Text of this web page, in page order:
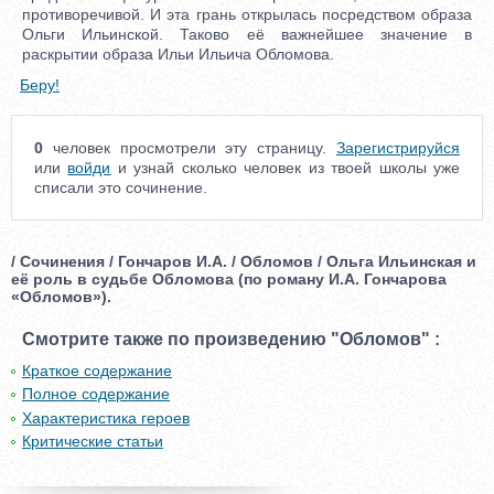
противоречивой. И эта грань открылась посредством образа
Ольги Ильинской. Таково её важнейшее значение в
раскрытии образа Ильи Ильича Обломова.
Беру!
0 человек просмотрели эту страницу. Зарегистрируйся
или войди и узнай сколько человек из твоей школы уже
списали это сочинение.
/ Сочинения / Гончаров И.А. / Обломов / Ольга Ильинская и
её роль в судьбе Обломова (по роману И.А. Гончарова
«Обломов»).
Смотрите также по произведению "Обломов" :
Краткое содержание
Полное содержание
Характеристика героев
Критические статьи